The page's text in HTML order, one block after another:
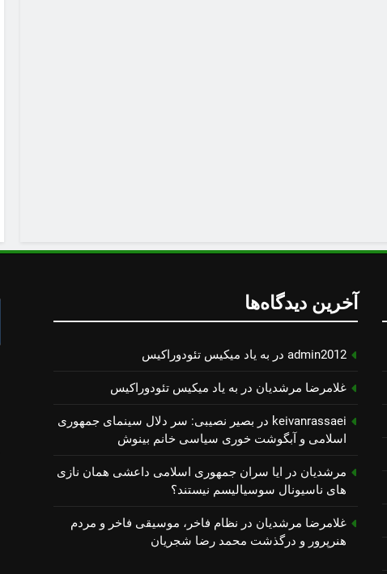
آخرین دیدگاه‌ها
admin2012 در به یاد میكیس تئودوراكیس
غلامرضا مرشدیان در به یاد میكیس تئودوراكیس
keivanrassaei در بصیر نصیبی: سر دلال سینمای جمهوری
اسلامی و آبگوشت خوری سیاسی خانم بینوش
مرشدیان در ایا سران جمهوری اسلامی داعشی همان نازی
های ناسیونال سوسیالیسم نیستند؟
غلامرضا مرشدیان در نظام فاخر، موسیقی فاخر و مردم
هنرپرور و درگذشت محمد رضا شجریان